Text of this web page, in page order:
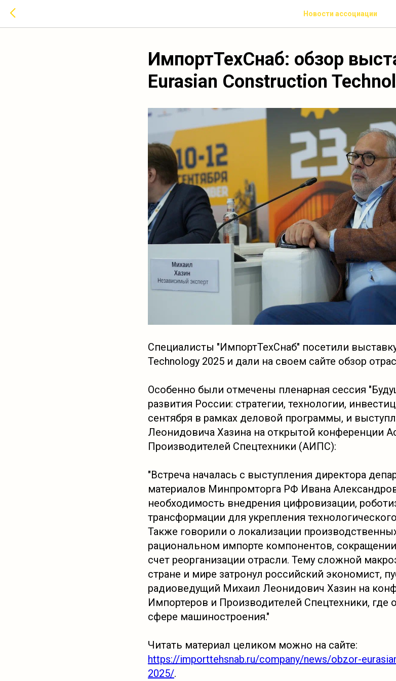
Новости ассоциации
ИмпортТехСнаб: обзор
Eurasian Construction
Специалисты "ИмпортТехСнаб" посетили
Technology 2025 и дали на своем сайте обзор
Особенно были отмечены пленарная сессия
развития России: стратегии, технологии,
сентября в рамках деловой программы, и
Леонидовича Хазина на открытой конференции
Производителей Спецтехники (АИПС):
"Встреча началась с выступления директора
материалов Минпромторга РФ Ивана
необходимость внедрения цифровизации,
трансформации для укрепления
Также говорили о локализации
рациональном импорте компонентов,
счет реорганизации отрасли. Тему сложной
стране и мире затронул российский экономист,
радиоведущий Михаил Леонидович Хазин на
Импортеров и Производителей Спецтехники, где
сфере машиностроения."
Читать материал целиком можно на сайте:
https://importtehsnab.ru/company/news/obzor-
2025/.